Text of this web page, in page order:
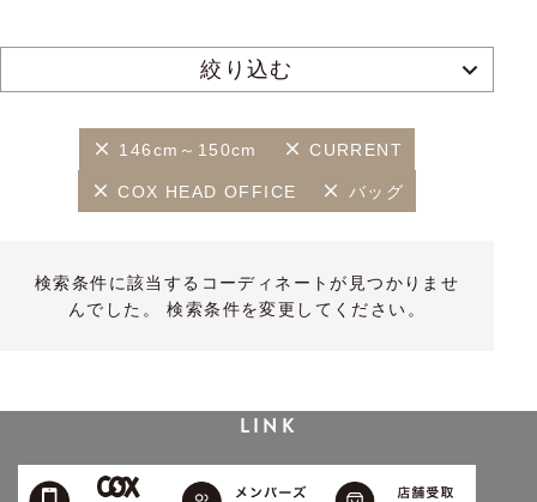
絞り込む
146cm～150cm CURRENT
COX HEAD OFFICE バッグ
検索条件に該当するコーディネートが見つかりませ
んでした。 検索条件を変更してください。
LINK